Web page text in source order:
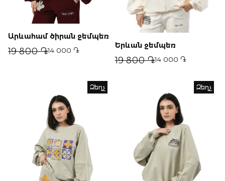
Արևահամ ծիրան ջեմպեռ
19 800 ֏14 000 ֏
Երևան ջեմպեռ
19 800 ֏14 000 ֏
Զեղչ Զեղչ